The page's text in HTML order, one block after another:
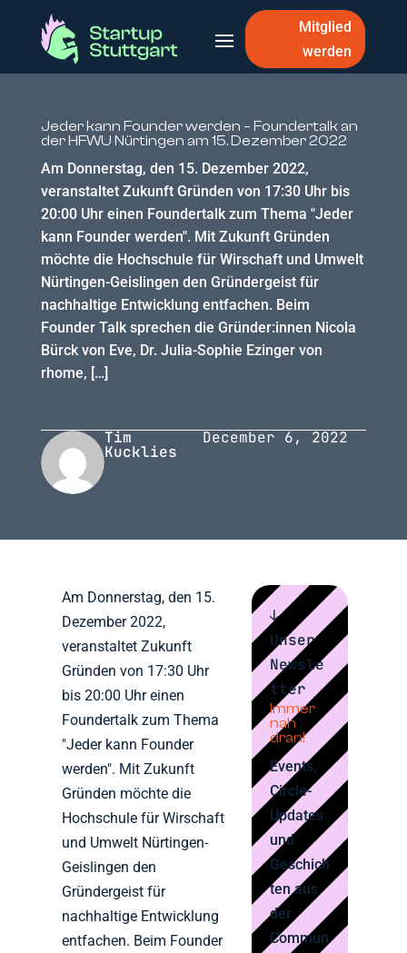
Mitglied
werden
Jeder kann Founder werden – Foundertalk an
der HFWU Nürtingen am 15. Dezember 2022
Am Donnerstag, den 15. Dezember 2022,
veranstaltet Zukunft Gründen von 17:30 Uhr bis
20:00 Uhr einen Foundertalk zum Thema "Jeder
kann Founder werden". Mit Zukunft Gründen
möchte die Hochschule für Wirschaft und Umwelt
Nürtingen-Geislingen den Gründergeist für
nachhaltige Entwicklung entfachen. Beim
Founder Talk sprechen die Gründer:innen Nicola
Bürck von Eve, Dr. Julia-Sophie Ezinger von
rhome, […]
Tim
Kucklies
December 6, 2022
Am Donnerstag, den 15.
Dezember 2022,
veranstaltet Zukunft
Gründen von 17:30 Uhr
bis 20:00 Uhr einen
Foundertalk zum Thema
"Jeder kann Founder
werden". Mit Zukunft
Gründen möchte die
Hochschule für Wirschaft
und Umwelt Nürtingen-
Geislingen den
Gründergeist für
nachhaltige Entwicklung
entfachen. Beim Founder
↓
Unser
Newsle
tter
Immer
nah
dran!
Events,
Circle-
Updates
und
Geschich
ten aus
der
Commun